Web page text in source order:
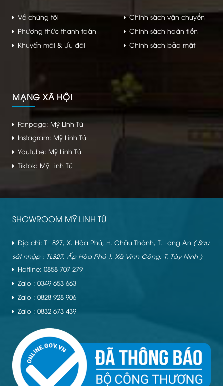
Về chúng tôi
Phương thức thanh toán
Khuyến mãi & Ưu đãi
Chính sách vận chuyển
Chính sách hoàn tiền
Chính sách bảo mật
MẠNG XÃ HỘI
Fanpage: Mỹ Linh Tú
Instagram: Mỹ Linh Tú
Youtube: Mỹ Linh Tú
Tiktok: Mỹ Linh Tú
SHOWROOM MỸ LINH TÚ
Địa chỉ: TL 827, X. Hòa Phú, H. Châu Thành, T. Long An ( Sau
sát nhập : TL827, Ấp Hòa Phú 1, Xã Vĩnh Công, T. Tây Ninh )
Hotline: 0858 707 279
Zalo : 0349 653 663
Zalo : 0828 928 906
Zalo : 0832 673 439